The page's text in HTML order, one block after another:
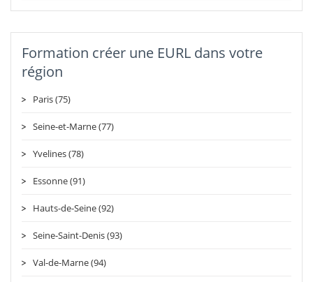
Formation créer une EURL dans votre
région
Paris (75)
Seine-et-Marne (77)
Yvelines (78)
Essonne (91)
Hauts-de-Seine (92)
Seine-Saint-Denis (93)
Val-de-Marne (94)